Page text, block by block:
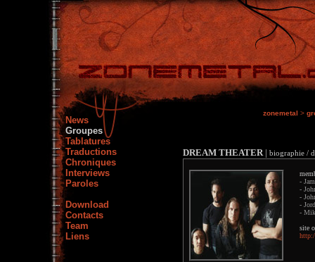
News
Groupes
Tablatures
Traductions
Chroniques
Interviews
Paroles
Download
Contacts
Team
Liens
zonemetal >
DREAM THEATER| biographie /
-
-
-
-
-
site